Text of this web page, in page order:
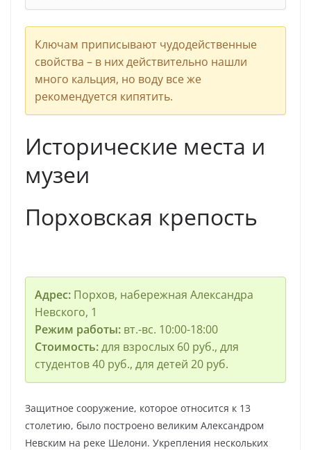
Ключам приписывают чудодейственные
свойства – в них действительно нашли
много кальция, но воду все же
рекомендуется кипятить.
Исторические места и
музеи
Порховская крепость
Адрес:Порхов, набережная Александра
Невского, 1
Режим работы: вт.-вс. 10:00-18:00
Стоимость:для взрослых 60 руб., для
студентов 40 руб., для детей 20 руб.
Защитное сооружение, которое относится к 13
столетию, было построено великим Александром
Невским на реке Шелони. Укрепления нескольких